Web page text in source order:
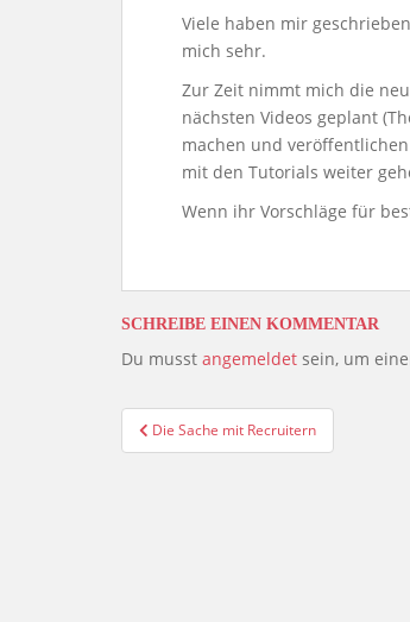
Viele haben mir
mich sehr.
Zur Zeit nimmt mich die
nächsten Videos geplant
machen und
mit den Tutorials weiter
Wenn ihr Vorschläge für
SCHREIBE EINEN KOMMENTAR
Du musst angemeldet sein, um
Beitragsnavigation
Die Sache mit Recruitern